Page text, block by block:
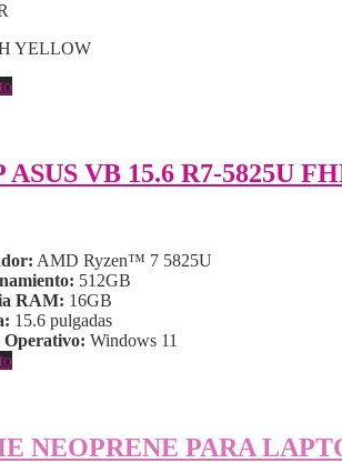
YELLOW
AMD Ryzen™ 7 5825U
512GB
RAM: 16GB
15.6 pulgadas
Operativo: Windows 11
NEOPRENE PARA